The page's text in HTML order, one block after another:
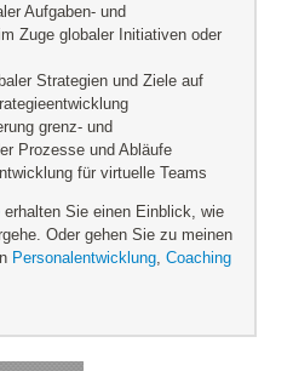
Aufgaben- und
Zuge globaler Initiativen oder
Strategien und Ziele auf
grenz- und
Prozesse und Abläufe
für virtuelle Teams
erhalten Sie einen Einblick, wie
Oder gehen Sie zu meinen
Personalentwicklung, Coaching